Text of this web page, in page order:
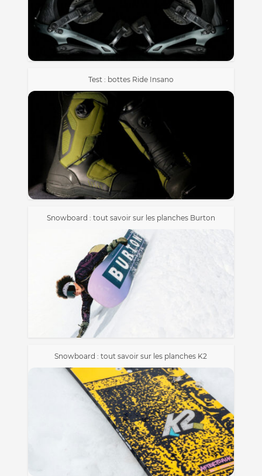
Test : bottes Ride Insano
Snowboard : tout savoir sur les planches Burton
Snowboard : tout savoir sur les planches K2